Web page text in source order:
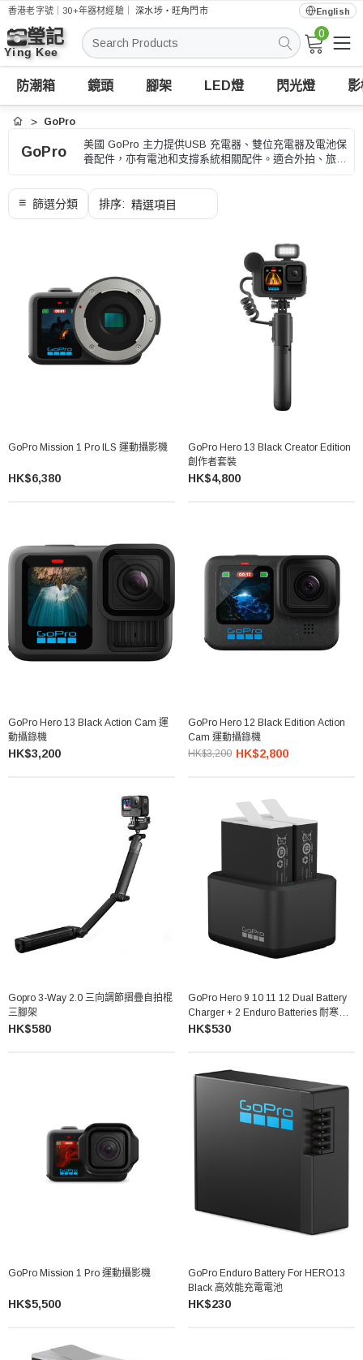
香港老字號｜30+年器材經驗｜深水埗・旺角門市 English
搜
索
0
防潮箱 鏡頭 腳架 LED燈 閃光燈
首頁 GoPro
GoPro
美國 GoPro 主力提供USB 充電器、雙位充電器及電池保
養配件，亦有電池和支撐系統相關配件。適合外拍、旅行
電接口、型號和用途核對。
GoPro Mission 1 Pro ILS 運動攝影機
HK$6,380
GoPro Hero 13 Black Creator Edition
創作者套裝
HK$4,800
GoPro Hero 13 Black Action Cam 運
動攝錄機
HK$3,200
GoPro Hero 12 Black Edition Action
Cam 運動攝錄機
HK$3,200 HK$2,800
Gopro 3-Way 2.0 三向調節摺疊自拍棍
三腳架
HK$580
GoPro Hero 9 10 11 12 Dual Battery
Charger + 2 Enduro Batteries 耐寒電
池套裝
HK$530
GoPro Mission 1 Pro 運動攝影機
HK$5,500
GoPro Enduro Battery For HERO13
Black 高效能充電電池
HK$230